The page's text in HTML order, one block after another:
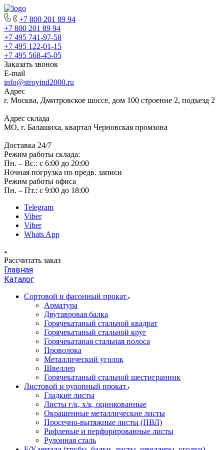
+7 800 201 89 94
+7 800 201 89 94
+7 495 741-97-58
+7 495 122-01-15
+7 495 568-45-05
Заказать звонок
E-mail
info@stroyind2000.ru
Адрес
г. Москва, Дмитровское шоссе, дом 100 строение 2, подъезд 2
Адрес склада
МО, г. Балашиха, квартал Черновская промзона
Доставка 24/7
Режим работы склада:
Пн. – Вс.: с 6:00 до 20:00
Ночная погрузка по предв. записи
Режим работы офиса
Пн. – Пт.: с 9:00 до 18:00
Telegram
Viber
Viber
Whats App
Рассчитать заказ
Главная
Каталог
Сортовой и фасонный прокат
Арматура
Двутавровая балка
Горячекатаный стальной квадрат
Горячекатаный стальной круг
Горячекатаная стальная полоса
Проволока
Металлический уголок
Швеллер
Горячекатаный стальной шестигранник
Листовой и рулонный прокат
Гладкие листы
Листы г/к, х/к, оцинкованные
Окрашенные металлические листы
Просечно-вытяжные листы (ПВЛ)
Рифленые и перфорированные листы
Рулонная сталь